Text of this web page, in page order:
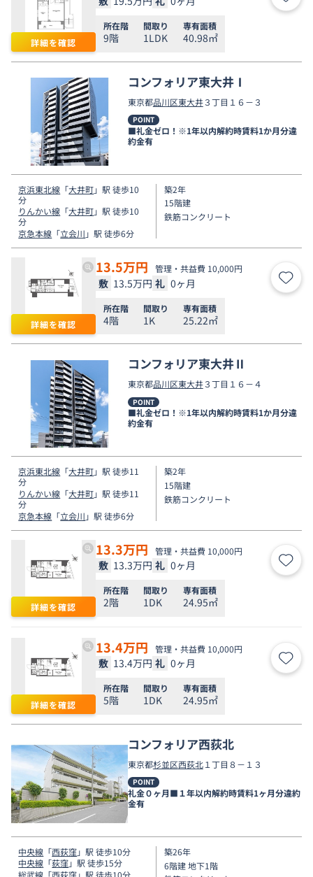
詳細を確認
所在階
9階
間取り
1LDK
専有面積
40.98㎡
コンフォリア東大井Ⅰ
東京都品川区東大井３丁目１６－３
POINT
■礼金ゼロ！※1年以内解約時賃料1か月分違
約金有
京浜東北線 「大井町」駅 徒歩10
分
りんかい線 「大井町」駅 徒歩10
分
京急本線 「立会川 」駅 徒歩6分
築2年
15階建
鉄筋コンクリート
詳細を確認
13.5万円 管理・共益費 10,000円
敷 13.5万円 礼 0ヶ月 お気
所在階
4階
間取り
1K
専有面積
25.22㎡
コンフォリア東大井Ⅱ
東京都品川区東大井３丁目１６－４
POINT
■礼金ゼロ！※1年以内解約時賃料1か月分違
約金有
京浜東北線 「大井町」駅 徒歩11
分
りんかい線 「大井町」駅 徒歩11
分
京急本線 「立会川 」駅 徒歩6分
築2年
15階建
鉄筋コンクリート
詳細を確認
13.3万円 管理・共益費 10,000円
敷 13.3万円 礼 0ヶ月 お気
所在階
2階
間取り
1DK
専有面積
24.95㎡
詳細を確認
13.4万円 管理・共益費 10,000円
敷 13.4万円 礼 0ヶ月 お気
所在階
5階
間取り
1DK
専有面積
24.95㎡
コンフォリア西荻北
東京都杉並区西荻北１丁目８－１３
POINT
礼金０ヶ月■１年以内解約時賃料1ヶ月分違約
金有
中央線 「西荻窪」駅 徒歩10分
中央線 「荻窪」駅 徒歩15分
総武線 「西荻窪」駅 徒歩10分
築26年
6階建 地下1階